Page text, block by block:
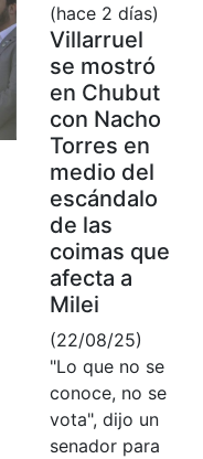
(hace 2 días)
Villarruel
se mostró
en Chubut
con Nacho
Torres en
medio del
escándalo
de las
coimas que
afecta a
Milei
(22/08/25)
"Lo que no se
conoce, no se
vota", dijo un
senador para